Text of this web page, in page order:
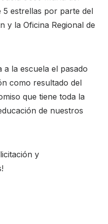
5 estrellas por parte del
y la Oficina Regional de
a la escuela el pasado
como resultado del
que tiene toda la
de nuestros
y